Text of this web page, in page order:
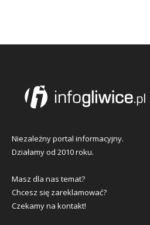
Niezależny portal informacyjny.
Działamy od 2010 roku.
Masz dla nas temat?
Chcesz się zareklamować?
Czekamy na kontakt!